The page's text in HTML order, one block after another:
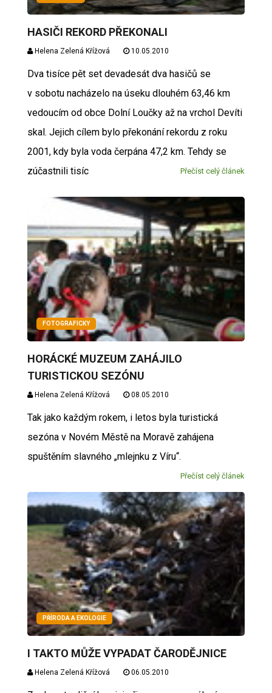
HASIČI REKORD PŘEKONALI
Helena Zelená Křížová 10.05.2010
Dva tisíce pět set devadesát dva hasičů se
v sobotu nacházelo na úseku dlouhém 63,46 km
vedoucím od obce Dolní Loučky až na vrchol Devíti
skal. Jejich cílem bylo překonání rekordu z roku
2001, kdy byla voda čerpána 47,2 km. Tehdy se
zúčastnili tisíc
Přečíst celý článek
FOTOGRAFICKY
HORÁCKÉ MUZEUM ZAHÁJILO
TURISTICKOU SEZÓNU
Helena Zelená Křížová 08.05.2010
Tak jako každým rokem, i letos byla turistická
sezóna v Novém Městě na Moravě zahájena
spuštěním slavného „mlejnku z Víru“.
Přečíst celý článek
PŘÍRODA A EKOLOGIE
I TAKTO MŮŽE VYPADAT ČARODĚJNICE
Helena Zelená Křížová 06.05.2010